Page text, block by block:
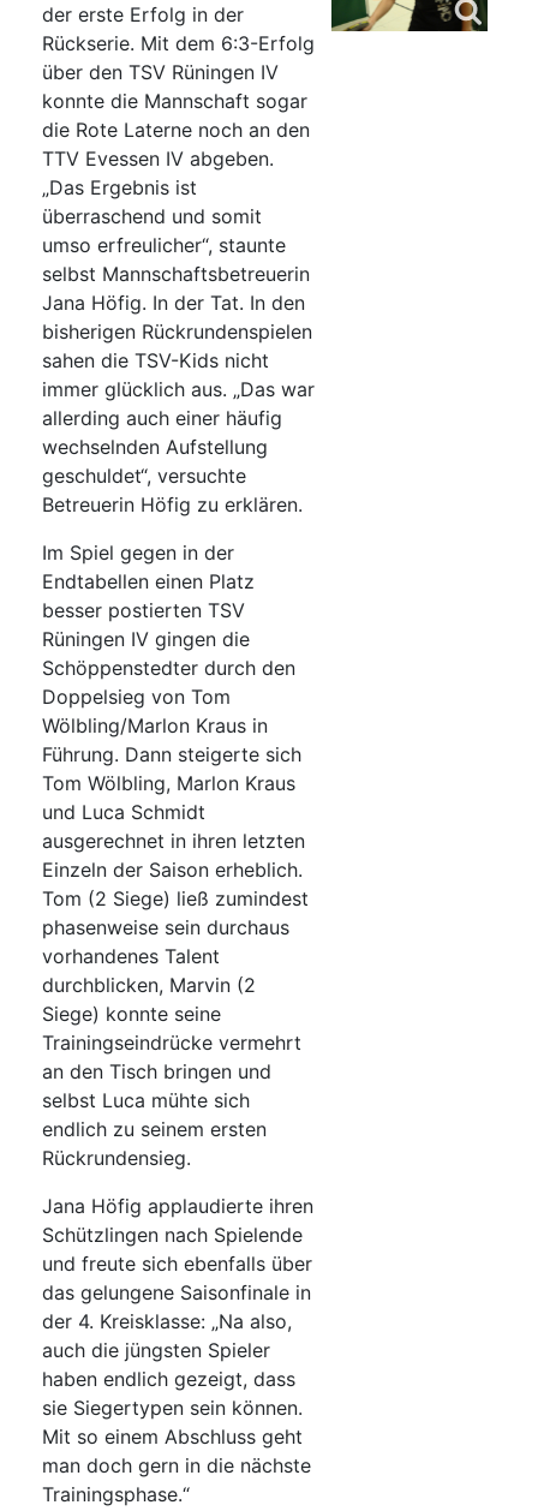
der erste Erfolg in der
Rückserie. Mit dem 6:3-Erfolg
über den TSV Rüningen IV
konnte die Mannschaft sogar
die Rote Laterne noch an den
TTV Evessen IV abgeben.
„Das Ergebnis ist
überraschend und somit
umso erfreulicher“, staunte
selbst Mannschaftsbetreuerin
Jana Höfig. In der Tat. In den
bisherigen Rückrundenspielen
sahen die TSV-Kids nicht
immer glücklich aus. „Das war
allerding auch einer häufig
wechselnden Aufstellung
geschuldet“, versuchte
Betreuerin Höfig zu erklären.
Im Spiel gegen in der
Endtabellen einen Platz
besser postierten TSV
Rüningen IV gingen die
Schöppenstedter durch den
Doppelsieg von Tom
Wölbling/Marlon Kraus in
Führung. Dann steigerte sich
Tom Wölbling, Marlon Kraus
und Luca Schmidt
ausgerechnet in ihren letzten
Einzeln der Saison erheblich.
Tom (2 Siege) ließ zumindest
phasenweise sein durchaus
vorhandenes Talent
durchblicken, Marvin (2
Siege) konnte seine
Trainingseindrücke vermehrt
an den Tisch bringen und
selbst Luca mühte sich
endlich zu seinem ersten
Rückrundensieg.
Jana Höfig applaudierte ihren
Schützlingen nach Spielende
und freute sich ebenfalls über
das gelungene Saisonfinale in
der 4. Kreisklasse: „Na also,
auch die jüngsten Spieler
haben endlich gezeigt, dass
sie Siegertypen sein können.
Mit so einem Abschluss geht
man doch gern in die nächste
Trainingsphase.“